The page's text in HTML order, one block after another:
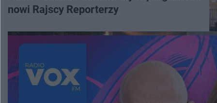
nowi Rajscy Reporterzy